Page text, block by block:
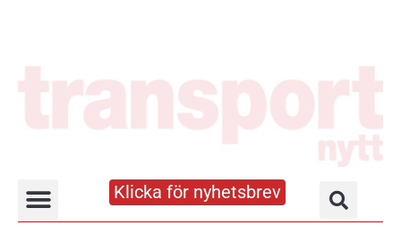
Klicka för nyhetsbrev